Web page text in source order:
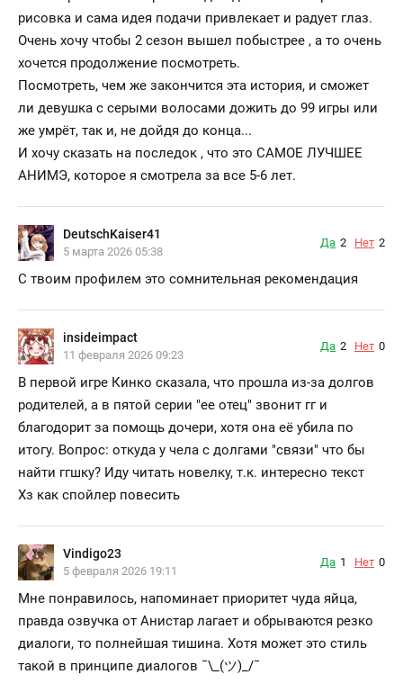
рисовка и сама идея подачи привлекает и радует глаз.
Очень хочу чтобы 2 сезон вышел побыстрее , а то очень
хочется продолжение посмотреть.
Посмотреть, чем же закончится эта история, и сможет
ли девушка с серыми волосами дожить до 99 игры или
же умрёт, так и, не дойдя до конца...
И хочу сказать на последок , что это САМОЕ ЛУЧШЕЕ
АНИМЭ, которое я смотрела за все 5-6 лет.
DeutschKaiser41
5 марта 2026 05:38
Да 2 Нет 2
С твоим профилем это сомнительная рекомендация
insideimpact
11 февраля 2026 09:23
Да 2 Нет 0
В первой игре Кинко сказала, что прошла из-за долгов
родителей, а в пятой серии "ее отец" звонит гг и
благодорит за помощь дочери, хотя она её убила по
итогу. Вопрос: откуда у чела с долгами "связи" что бы
найти ггшку? Иду читать новелку, т.к. интересно текст
Хз как спойлер повесить
Vindigo23
5 февраля 2026 19:11
Да 1 Нет 0
Мне понравилось, напоминает приоритет чуда яйца,
правда озвучка от Анистар лагает и обрываются резко
диалоги, то полнейшая тишина. Хотя может это стиль
такой в принципе диалогов ¯⁠\⁠_⁠(⁠ツ⁠)⁠_⁠/⁠¯